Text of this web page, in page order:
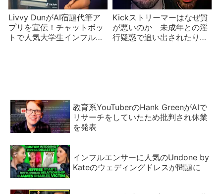
Livvy DunがAI宿題代筆ア
プリを宣伝！チャットボッ
トで人気大学生インフルエ
Kickストリーマーはなぜ質
が悪いのか 未成年との淫
行疑惑で追い出されたり捕
教育系YouTuberのHank GreenがAIで
リサーチをしていたため批判され休業
を発表
インフルエンサーに人気のUndone by
Kateのウェディングドレスが問題に